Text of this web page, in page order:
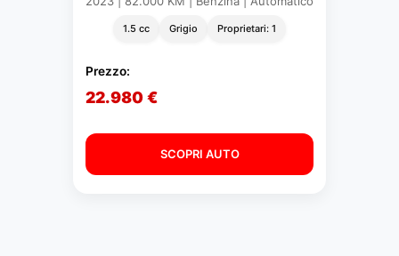
1.5 cc Grigio Proprietari: 1
Prezzo:
22.980 €
SCOPRI AUTO